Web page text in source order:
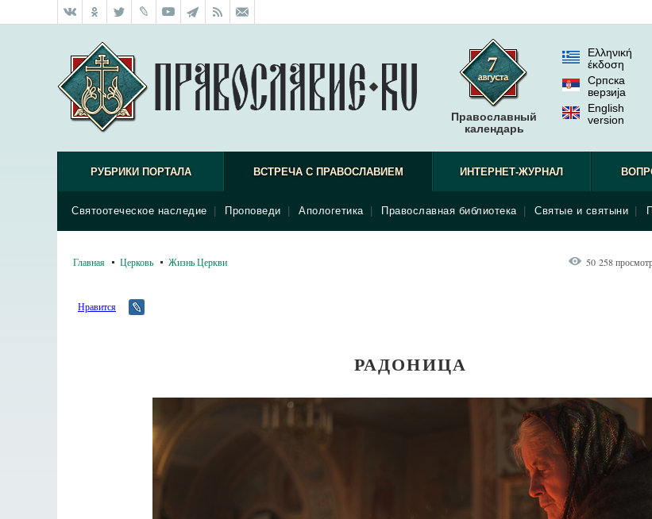
Православный
календарь
Ελληνική
έκδοση
Српска
верзиjа
English
version
РУБРИКИ ПОРТАЛА ВСТРЕЧА С ПРАВОСЛАВИЕМ
Святоотеческое наследие Проповеди Апологетика Православная библиотека Святые и святыни
ИНТЕРНЕТ-ЖУРНАЛ
Главная Церковь Жизнь Церкви 50 258
Нравится
РАДОНИЦА